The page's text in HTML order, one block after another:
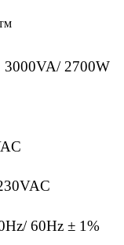
2700W
60Hz ± 1%